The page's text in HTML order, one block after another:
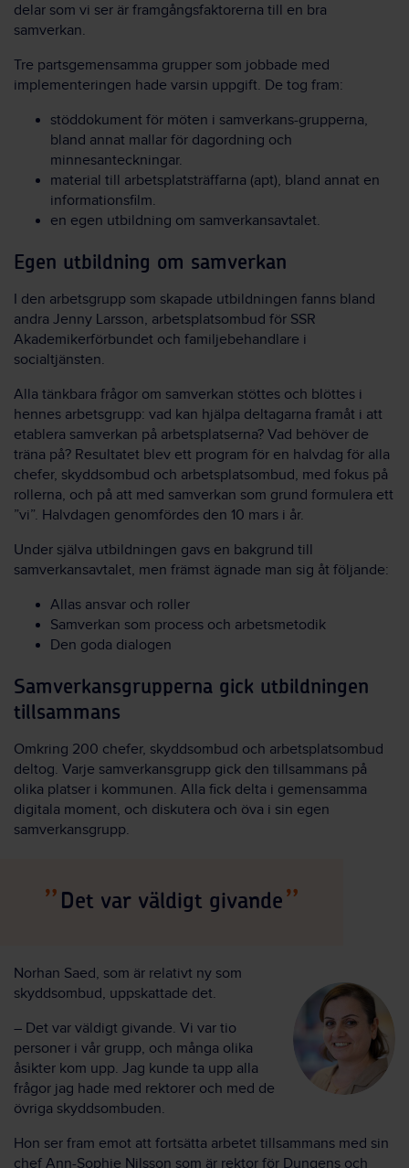
delar som vi ser är framgångsfaktorerna till en bra
samverkan.
Tre partsgemensamma grupper som jobbade med
implementeringen hade varsin uppgift. De tog fram:
stöddokument för möten i samverkans-grupperna,
bland annat mallar för dagordning och
minnesanteckningar.
material till arbetsplatsträffarna (apt), bland annat en
informationsfilm.
en egen utbildning om samverkansavtalet.
Egen utbildning om samverkan
I den arbetsgrupp som skapade utbildningen fanns bland
andra Jenny Larsson, arbetsplatsombud för SSR
Akademikerförbundet och familjebehandlare i
socialtjänsten.
Alla tänkbara frågor om samverkan stöttes och blöttes i
hennes arbetsgrupp: vad kan hjälpa deltagarna framåt i att
etablera samverkan på arbetsplatserna? Vad behöver de
träna på? Resultatet blev ett program för en halvdag för alla
chefer, skyddsombud och arbetsplatsombud, med fokus på
rollerna, och på att med samverkan som grund formulera ett
”vi”. Halvdagen genomfördes den 10 mars i år.
Under själva utbildningen gavs en bakgrund till
samverkansavtalet, men främst ägnade man sig åt följande:
Allas ansvar och roller
Samverkan som process och arbetsmetodik
Den goda dialogen
Samverkansgrupperna gick utbildningen
tillsammans
Omkring 200 chefer, skyddsombud och arbetsplatsombud
deltog. Varje samverkansgrupp gick den tillsammans på
olika platser i kommunen. Alla fick delta i gemensamma
digitala moment, och diskutera och öva i sin egen
samverkansgrupp.
Det var väldigt givande
Norhan Saed, som är relativt ny som
skyddsombud, uppskattade det.
– Det var väldigt givande. Vi var tio
personer i vår grupp, och många olika
åsikter kom upp. Jag kunde ta upp alla
frågor jag hade med rektorer och med de
övriga skyddsombuden.
Hon ser fram emot att fortsätta arbetet tillsammans med sin
chef Ann-Sophie Nilsson som är rektor för Dungens och